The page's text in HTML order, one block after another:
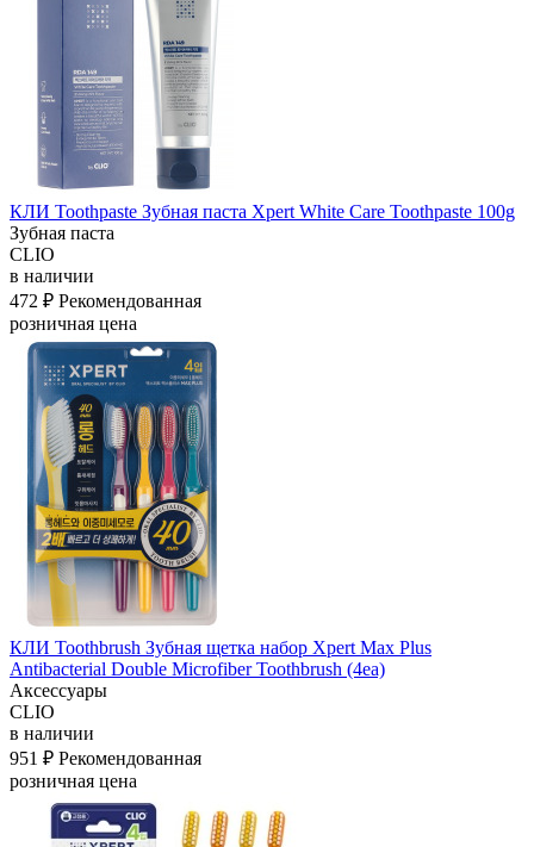
КЛИ Toothpaste Зубная паста Xpert White Care Toothpaste 100g
Зубная паста
CLIO
в наличии
472 ₽ Рекомендованная
розничная цена
КЛИ Toothbrush Зубная щетка набор Xpert Max Plus
Antibacterial Double Microfiber Toothbrush (4ea)
Аксессуары
CLIO
в наличии
951 ₽ Рекомендованная
розничная цена